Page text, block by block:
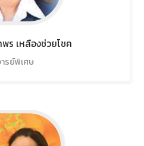
พร เหลืองช่วยโชค
รย์พิเศษ